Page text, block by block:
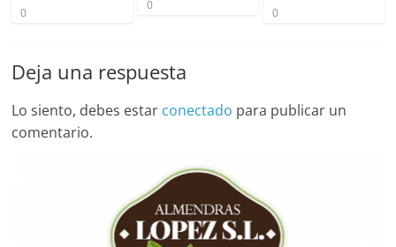
0
0
0
Deja una respuesta
Lo siento, debes estar conectado para publicar un
comentario.